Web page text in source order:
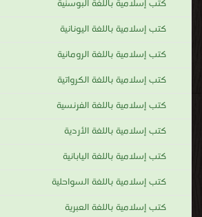
كتب إسلامية باللغة البوسنية
كتب إسلامية باللغة اليونانية
كتب إسلامية باللغة الرومانية
كتب إسلامية باللغة الكرواتية
كتب إسلامية باللغة الفرنسية
كتب إسلامية باللغة الأردية
كتب إسلامية باللغة اليابانية
كتب إسلامية باللغة السواحلية
كتب إسلامية باللغة العبرية